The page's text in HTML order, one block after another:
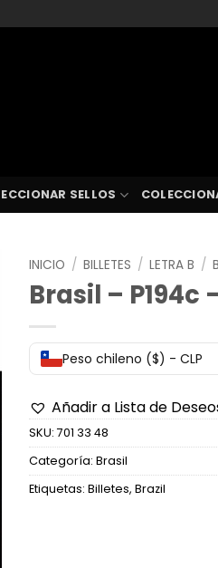
SELLOS
INICIO / BILLETES / LETRA B /
Brasil – P194c
Peso chileno ($) - CLP
Añadir a Lista de
SKU: 701 33 48
Categoría: Brasil
Etiquetas: Billetes, Brazil